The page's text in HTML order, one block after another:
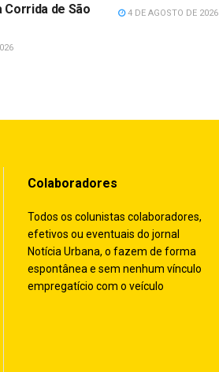
Corrida de São
4 DE AGOSTO DE 2026
Colaboradores
Todos os colunistas colaboradores,
efetivos ou eventuais do jornal
Notícia Urbana, o fazem de forma
espontânea e sem nenhum vínculo
empregatício com o veículo